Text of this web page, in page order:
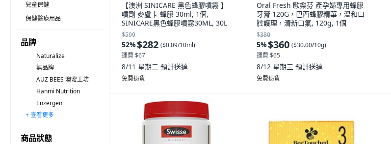
兒童保健
保健醫療用品
品牌
Naturalize
無品牌
AUZ BEES 澳蜜工坊
Hanmi Nutrition
Enzergen
NOW Foods
CENOVIS
Chong Kun Dang 鍾根堂
Healthy Care
GENERAL LIFE
naturalplus
MOTHERNEST
NUTRICORE
GNM
NU.WISE
NUTRA LIFE
Dr.AUSTRALIA
BEE REAL 蜂真
長庚生物科技
Natural Life
+ 查看更多
商品狀態
【澳洲 SINICARE 黑色蜂膠噴霧 】
噴劑 麥盧卡 蜂膠 30ml, 1個,
SINICARE黑色蜂膠噴霧30ML, 30L
$599
52%$282 ($0.09/10ml)
運費 $67
8/11 星期二 預計送達
免費退貨
Oral Fresh 歐樂芬 產孕婦專用蜂膠
牙膏 120G，巴西蜂膠精華，溫和口
腔護理，清新口氣, 120g, 1個
$380
5%$360 ($30.00/10g)
運費 $65
8/12 星期三 預計送達
免費退貨